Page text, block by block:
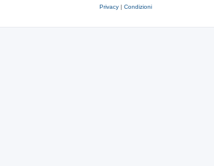
Privacy | Condizioni